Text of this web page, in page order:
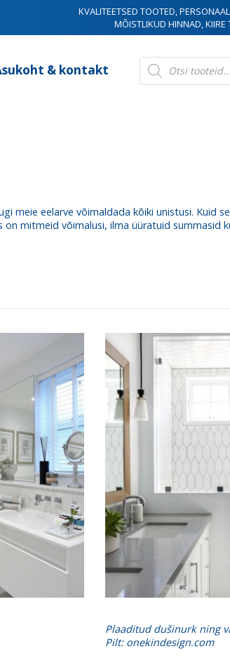
KVALITEETSED TOOTED,
MÕISTLIKUD HINNAD, KIIRE
& kontakt
Products
search
meie eelarve võimaldada kõiki unistusi. Kuid
mitmeid võimalusi, ilma üüratuid summasid
Plaaditud dušinurk ning
Pilt: onekindesign.com